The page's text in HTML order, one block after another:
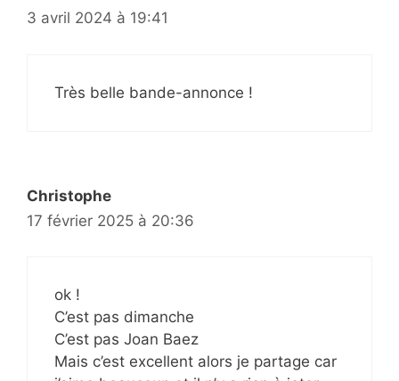
3 avril 2024 à 19:41
Très belle bande-annonce !
Christophe
17 février 2025 à 20:36
ok !
C’est pas dimanche
C’est pas Joan Baez
Mais c’est excellent alors je partage car